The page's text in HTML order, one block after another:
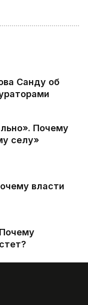
Санду об
Почему
селу»
власти